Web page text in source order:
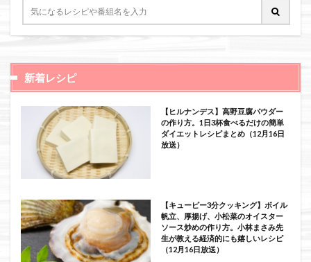
新着レシピ
【ヒルナンデス】高野豆腐パウダー
の作り方。1日3杯食べるだけの簡単
ダイエットレシピまとめ（12月16日
放送）
【キューピー3分クッキング】ボイル
帆立、厚揚げ、小松菜のオイスター
ソース炒めの作り方。小林まさみ先
生が教える経済的にも嬉しいレシピ
（12月16日放送）